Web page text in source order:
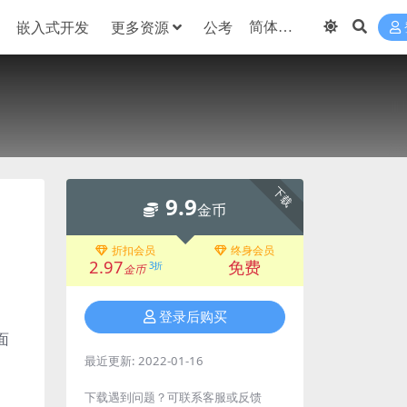
嵌入式开发 更多资源 公考
下载
9.9金币
折扣会员
2.97金币 3折
终身会员
免费
登录后购买
最近更新: 2022-01-16
下载遇到问题？可联系客服或反馈